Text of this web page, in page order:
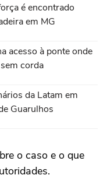
é encontrado
em MG
acesso à ponte onde
corda
da Latam em
Guarulhos
o caso e o que